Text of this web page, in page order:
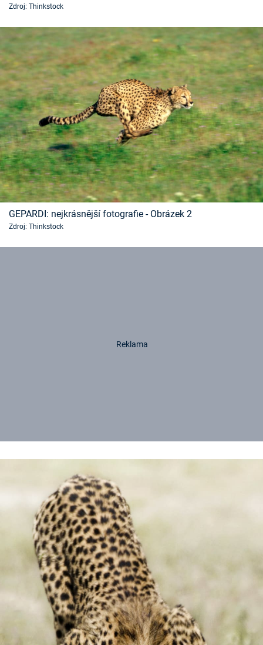
Časopis
Sledujte prima+
Přihlášení
Sledujte nás
Zdroj: Thinkstock
GEPARDI: nejkrásnější fotografie - Obrázek 2
Zdroj: Thinkstock